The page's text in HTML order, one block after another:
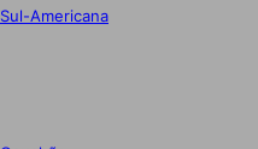
Sul-Americana